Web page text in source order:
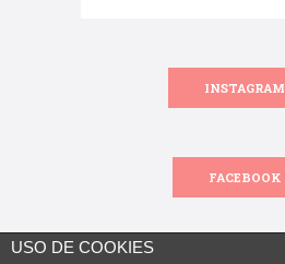
INSTAGRAM
FACEBOOK
USO DE COOKIES